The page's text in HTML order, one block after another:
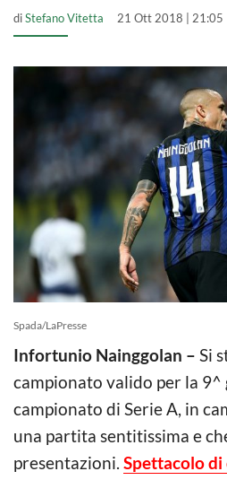
diStefano Vitetta 21 Ott 2018 | 21:05
Spada/LaPresse
Infortunio Nainggolan – Si
campionato valido per la 9^
campionato di Serie A, in
una partita sentitissima e
presentazioni. Spettacolo